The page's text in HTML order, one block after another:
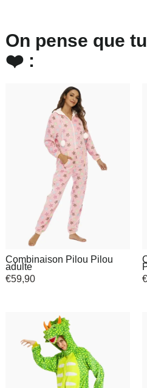
On pense que
❤️ :
Combinaison Pilou Pilou
adulte
€59,90
€